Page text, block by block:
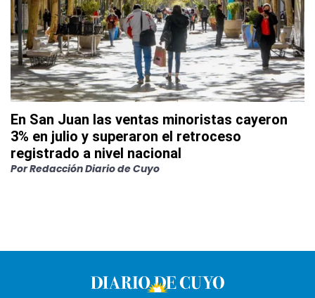
En San Juan las ventas minoristas cayeron
3% en julio y superaron el retroceso
registrado a nivel nacional
PorRedacción Diario de Cuyo